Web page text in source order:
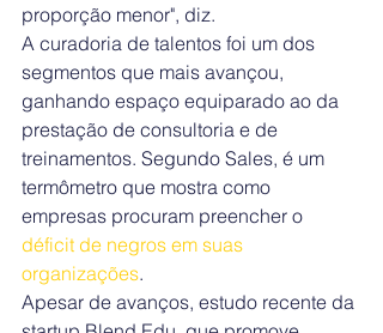
proporção menor", diz.
A curadoria de talentos foi um dos
segmentos que mais avançou,
ganhando espaço equiparado ao da
prestação de consultoria e de
treinamentos. Segundo Sales, é um
termômetro que mostra como
empresas procuram preencher o
déficit de negros em suas
organizações.
Apesar de avanços, estudo recente da